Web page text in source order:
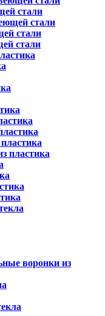
стали
стали
стали
стали
пластика
воронки из